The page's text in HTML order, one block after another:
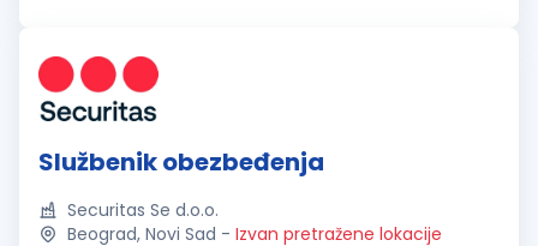
Službenik obezbeđenja
Securitas Se d.o.o.
Beograd, Novi Sad - Izvan pretražene lokacije